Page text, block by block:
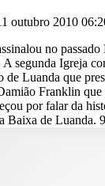
outubro 2010
no
A segunda Igreja
de Luanda que
Franklin que
por falar da
Baixa de Luanda.